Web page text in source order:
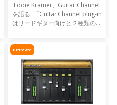
Eddie Kramer、Guitar Channel
を語る: 「Guitar Channel plug-in
はリードギター向けと２種類のリ
ートは、ライブ感や息をのむよう
なオーガニズムがあっ
Ultimate